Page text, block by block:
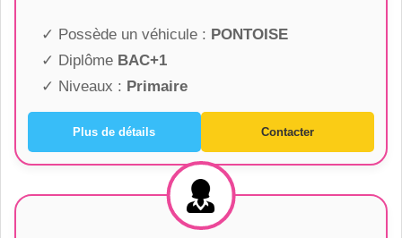
✓ Possède un véhicule : PONTOISE
✓ Diplôme BAC+1
✓ Niveaux : Primaire
Plus de détails Contacter